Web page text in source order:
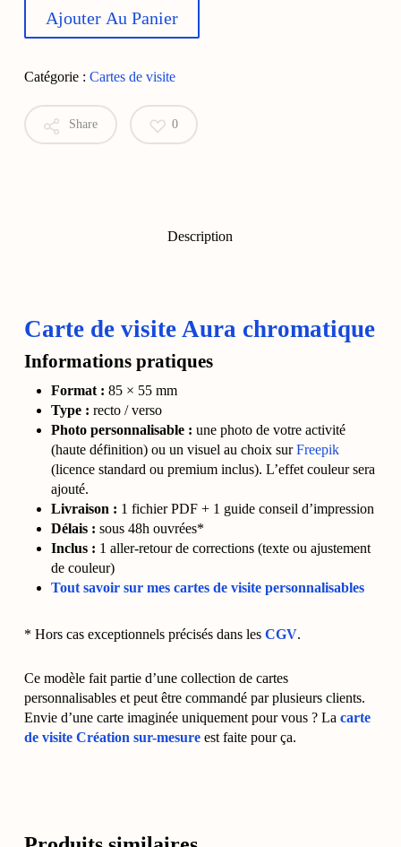
Ajouter Au Panier
Catégorie : Cartes de visite
Share 0
Description
Carte de visite Aura chromatique
Informations pratiques
Format : 85 × 55 mm
Type : recto / verso
Photo personnalisable : une photo de votre activité
(haute définition) ou un visuel au choix surFreepik
(licence standard ou premium inclus). L’effet couleur sera
ajouté.
Livraison : 1 fichier PDF + 1 guide conseil d’impression
Délais : sous 48h ouvrées*
Inclus : 1 aller-retour de corrections (texte ou ajustement
de couleur)
Tout savoir sur mes cartes de visite personnalisables
* Hors cas exceptionnels précisés dans les CGV.
Ce modèle fait partie d’une collection de cartes
personnalisables et peut être commandé par plusieurs clients.
Envie d’une carte imaginée uniquement pour vous ? La carte
de visite Création sur-mesureest faite pour ça.